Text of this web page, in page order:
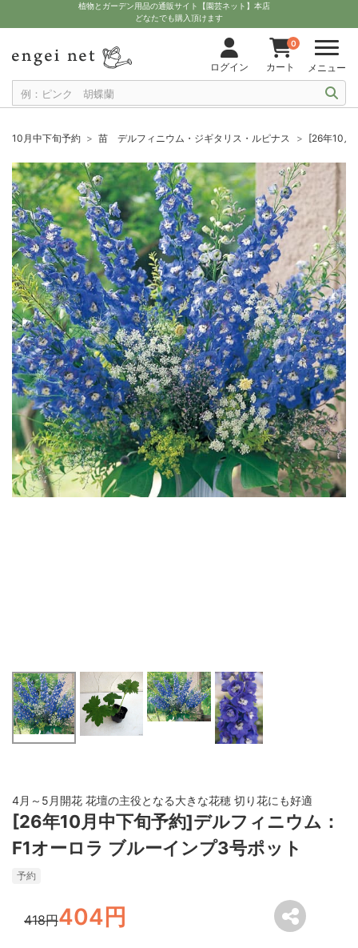
植物とガーデン用品の通販サイト【園芸ネット】本店
どなたでも購入頂けます
ログイン
0
カート メニュー
10月中下旬予約 苗 デルフィニウム・ジギタリス・ルピナス [26年10月
4月～5月開花 花壇の主役となる大きな花穂 切り花にも好適
[26年10月中下旬予約]デルフィニウム：
F1オーロラ ブルーインプ3号ポット
予約
418円404円